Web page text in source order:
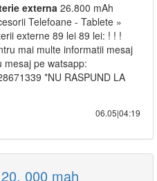
externa 26.800 mAh
Telefoane - Tablete »
externe 89 lei 89 lei: ! ! !
mai multe informatii mesaj
mesaj pe watsapp:
*NU RASPUND LA
06.05|04:19
000 mah